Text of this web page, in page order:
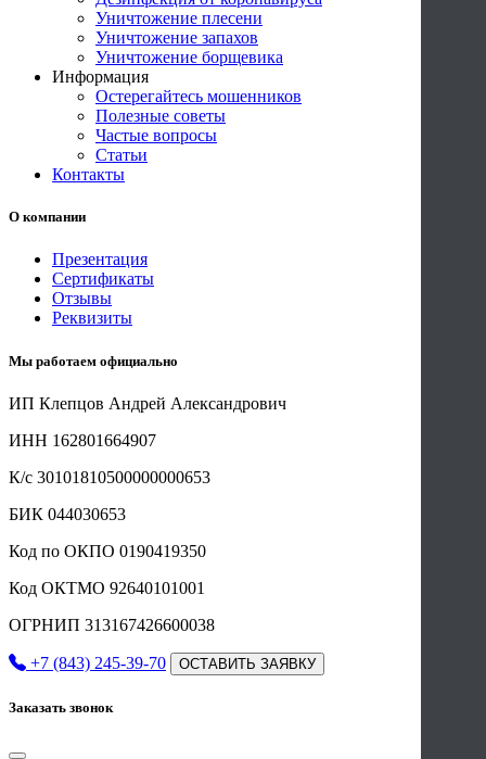
Уничтожение плесени
Уничтожение запахов
Уничтожение борщевика
Информация
Остерегайтесь мошенников
Полезные советы
Частые вопросы
Статьи
Контакты
О компании
Презентация
Сертификаты
Отзывы
Реквизиты
Мы работаем официально
ИП Клепцов Андрей Александрович
ИНН 162801664907
К/с 30101810500000000653
БИК 044030653
Код по ОКПО 0190419350
Код ОКТМО 92640101001
ОГРНИП 313167426600038
+7 (843) 245-39-70 ОСТАВИТЬ ЗАЯВКУ
Заказать звонок